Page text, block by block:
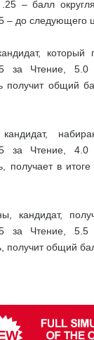
.25 – балл
– до следующего
который
за Чтение,
получит общий
за Чтение,
получает в
кандидат,
за Чтение,
получит общий